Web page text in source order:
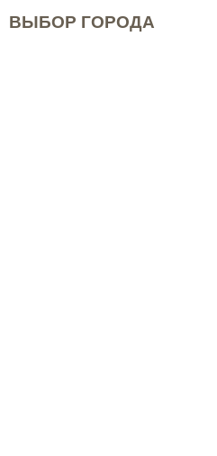
ВЫБОР ГОРОДА